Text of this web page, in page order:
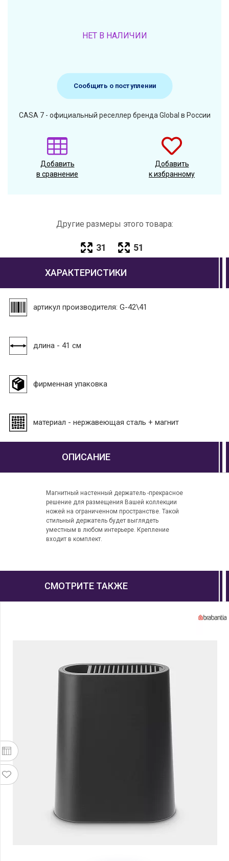
НЕТ В НАЛИЧИИ
Сообщить о поступлении
CASA 7 - официальный реселлер бренда Global в России
Добавить
в сравнение
Добавить
к избранному
Другие размеры этого товара:
31 51
ХАРАКТЕРИСТИКИ
артикул производителя: G-42\41
длина - 41 см
фирменная упаковка
материал - нержавеющая сталь + магнит
ОПИСАНИЕ
Магнитный настенный держатель -прекрасное
решение для размещения Вашей коллекции
ножей на ограниченном пространстве. Такой
стильный держатель будет выглядеть
уместным в любом интерьере. Крепление
входит в комплект.
СМОТРИТЕ ТАКЖЕ